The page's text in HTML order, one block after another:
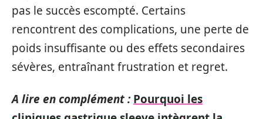
pas le succès escompté. Certains
rencontrent des complications, une perte de
poids insuffisante ou des effets secondaires
sévères, entraînant frustration et regret.
A lire en complément : Pourquoi les